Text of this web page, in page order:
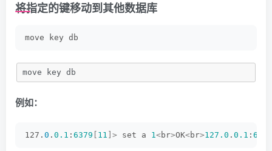
将指定的键移动到其他数据库
move key db
move key db
例如：
127. 0 . 0.1 : 6379 11 ]> set a 1<br>OK<br>127.0 . 0.1 : 6379